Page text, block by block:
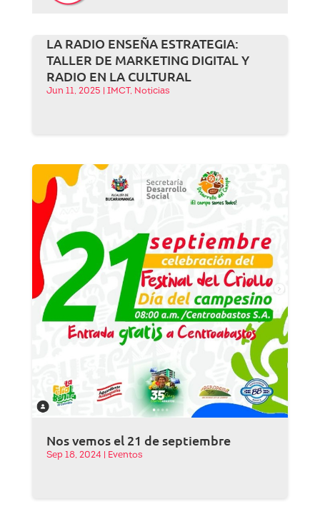
LA RADIO ENSEÑA ESTRATEGIA:
TALLER DE MARKETING DIGITAL Y
RADIO EN LA CULTURAL
Jun 11, 2025 IMCT, Noticias
Nos vemos el 21 de septiembre
Sep 18, 2024 Eventos